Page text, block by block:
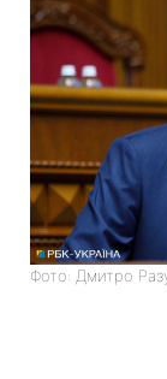
Фото: Дмитро